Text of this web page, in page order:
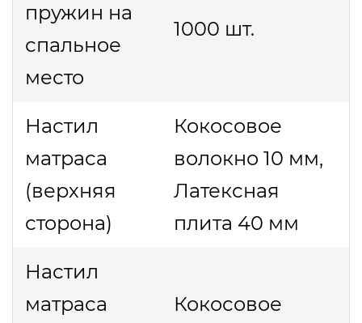
пружин на
спальное
место
1000 шт.
Настил
матраса
(верхняя
сторона)
Кокосовое
волокно 10 мм,
Латексная
плита 40 мм
Настил
матраса
Кокосовое